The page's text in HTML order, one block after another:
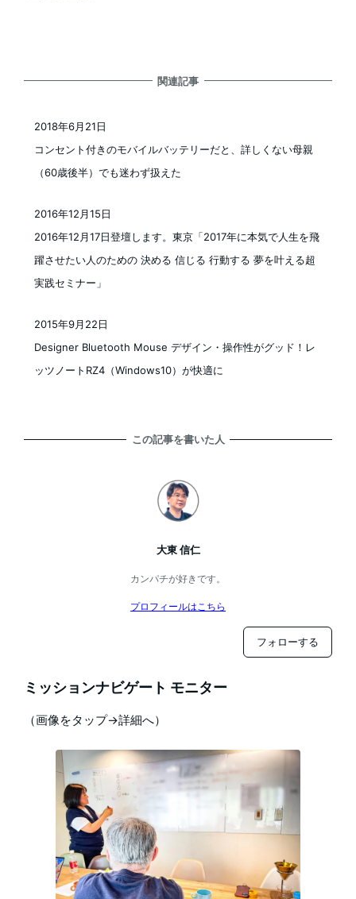
関連記事
コンセント付きのモバイルバッテリーだと、詳しくない母親
（60歳後半）でも迷わず扱えた
2018年6月21日
2016年12月17日登壇します。東京「2017年に本気で人生を飛
躍させたい人のための 決める 信じる 行動する 夢を叶える超
実践セミナー」
2016年12月15日
Designer Bluetooth Mouse デザイン・操作性がグッド！レ
ッツノートRZ4（Windows10）が快適に
投稿日
2015年9月22日
この記事を書いた人
大東 信仁
カンパチが好きです。
プロフィールはこちら
フォローする
ミッションナビゲート モニター
（画像をタップ→詳細へ）